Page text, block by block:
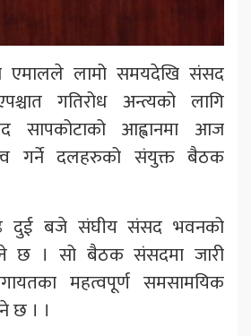
एमालले लामो समयदेखि संसद
गतिरोध अन्त्यको लागि
सापकोटाको आह्वानमा आज
गर्ने दलहरुको संयुक्त बैठक
दुई बजे संघीय संसद भवनको
छ । सो बैठक संसदमा जारी
महत्वपूर्ण समसामयिक
छ । ।